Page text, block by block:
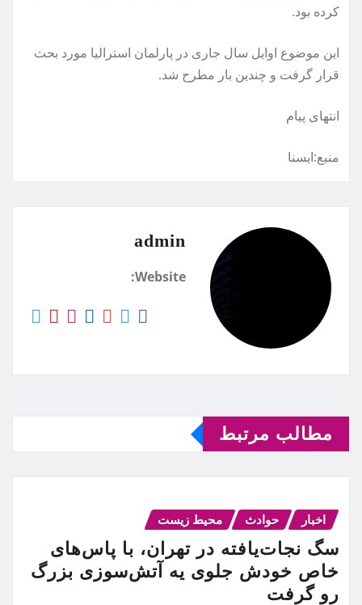
کرده بود.
این موضوع اوایل سال جاری در پارلمان استرالیا مورد بحث
قرار گرفت و چندین بار مطرح شد.
انتهای پیام
منبع:ایسنا
admin
Website:
مطالب مرتبط
اخبار حوادث محیط زیست
سگ نجات‌یافته در تهران، با پاس‌های
خاص خودش جلوی یه آتش‌سوزی بزرگ
رو گرفت